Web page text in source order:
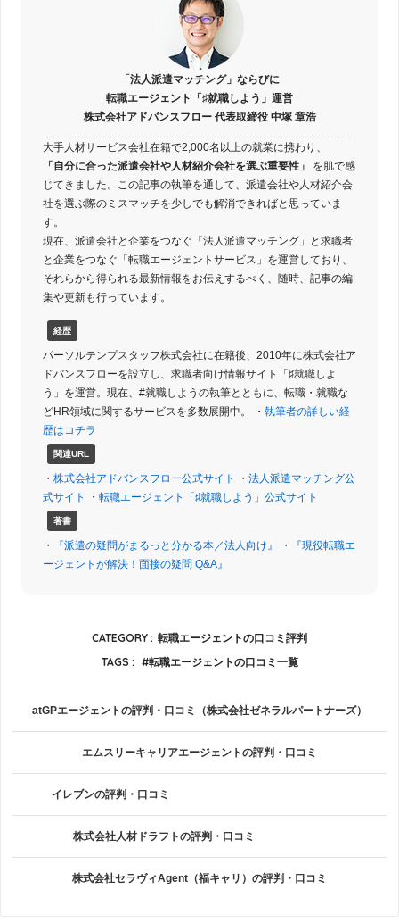
「法人派遣マッチング」ならびに
転職エージェント「♯就職しよう」運営
株式会社アドバンスフロー 代表取締役 中塚 章浩
大手人材サービス会社在籍で2,000名以上の就業に携わり、
「自分に合った派遣会社や人材紹介会社を選ぶ重要性」
を肌で感
じてきました。この記事の執筆を通して、派遣会社や人材紹介会
社を選ぶ際のミスマッチを少しでも解消できればと思っていま
す。
現在、派遣会社と企業をつなぐ「法人派遣マッチング」と求職者
と企業をつなぐ「転職エージェントサービス」を運営しており、
それらから得られる最新情報をお伝えするべく、随時、記事の編
集や更新も行っています。
経歴
パーソルテンプスタッフ株式会社に在籍後、2010年に株式会社ア
ドバンスフローを設立し、求職者向け情報サイト「♯就職しよ
う」を運営。現在、#就職しようの執筆とともに、転職・就職な
どHR領域に関するサービスを多数展開中。 ・ 執筆者の詳しい経
歴はコチラ
関連URL
・ 株式会社アドバンスフロー公式サイト ・ 法人派遣マッチング公
式サイト
・ 転職エージェント「♯就職しよう」公式サイト
著書
・ 『派遣の疑問がまるっと分かる本／法人向け』 ・
『現役転職エ
ージェントが解決！面接の疑問 Q&A』
CATEGORY : 転職エージェントの口コミ評判
TAGS :
転職エージェントの口コミ一覧
atGPエージェントの評判・口コミ（株式会社ゼネラルパートナーズ）
エムスリーキャリアエージェントの評判・口コミ
イレブンの評判・口コミ
株式会社人材ドラフトの評判・口コミ
株式会社セラヴィAgent（福キャリ）の評判・口コミ